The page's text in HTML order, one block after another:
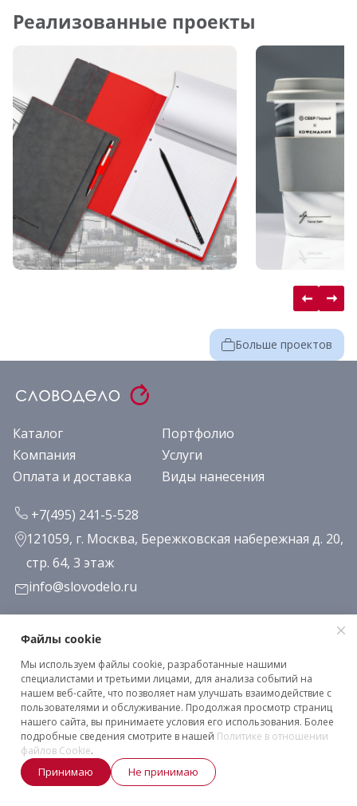
Реализованные проекты
Больше проектов
Каталог
Портфолио
Компания
Услуги
Оплата и доставка
Виды нанесения
+7(495) 241-5-528
121059, г. Москва, Бережковская набережная д. 20,
стр. 64, 3 этаж
info@slovodelo.ru
Заказать звонок
Подписаться на рассылку
Клиентское соглашение
Политика конфиденциальности
2026 © «Словодело». Все права защищены
Файлы cookie
Мы используем файлы cookie, разработанные нашими
специалистами и третьими лицами, для анализа событий на
нашем веб-сайте, что позволяет нам улучшать взаимодействие с
пользователями и обслуживание. Продолжая просмотр страниц
нашего сайта, вы принимаете условия его использования. Более
подробные сведения смотрите в нашей Политике в отношении
файлов Cookie.
Принимаю Не принимаю